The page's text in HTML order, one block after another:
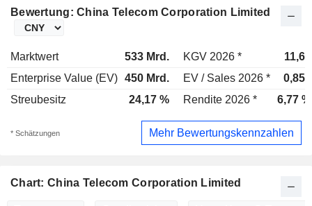
Bewertung: China Telecom Corporation Limited
Marktwert 533 Mrd. KGV 2026 *
11,6x
Enterprise Value (EV) 450 Mrd. EV / Sales 2026 *
0,85x
Streubesitz
24,17 % Rendite 2026 * 6,77 %
* Schätzungen Mehr Bewertungskennzahlen
Chart: China Telecom Corporation Limited